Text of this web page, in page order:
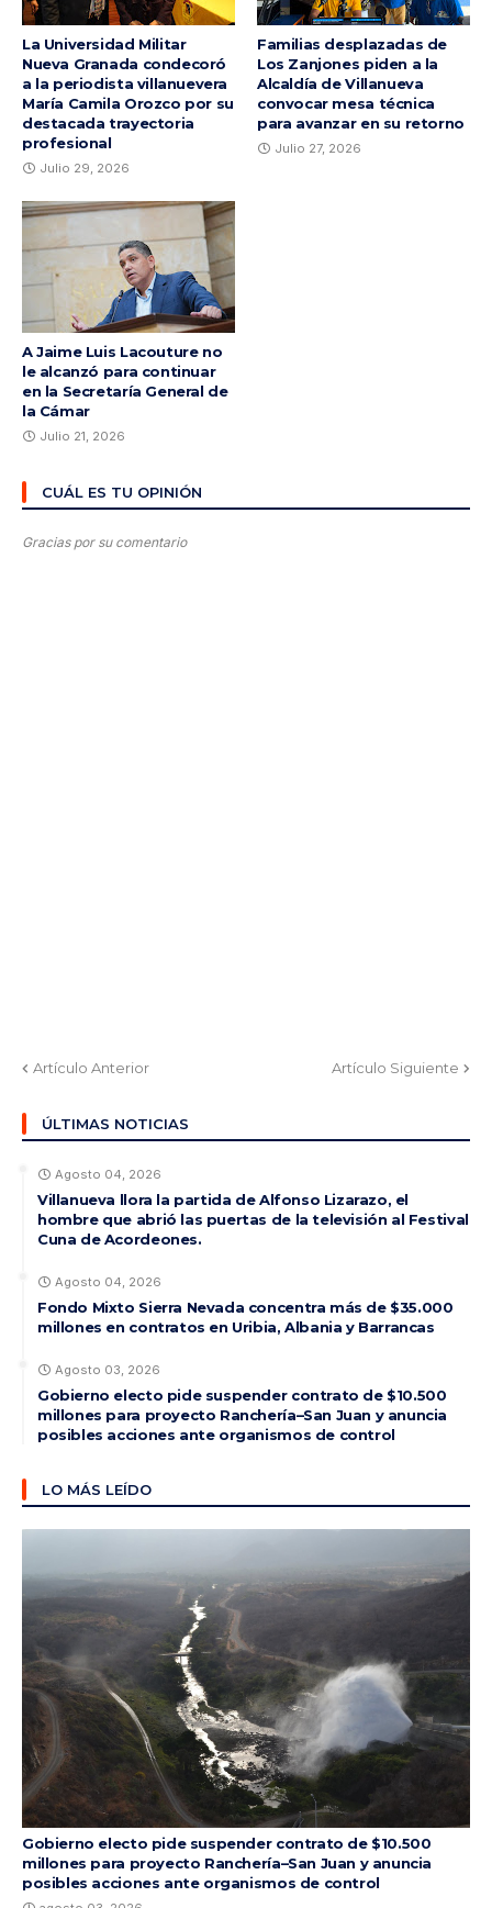
La Universidad Militar
Nueva Granada condecoró
a la periodista villanuevera
María Camila Orozco por su
destacada trayectoria
profesional
Julio 29, 2026
Familias desplazadas de
Los Zanjones piden a la
Alcaldía de Villanueva
convocar mesa técnica
para avanzar en su retorno
Julio 27, 2026
A Jaime Luis Lacouture no
le alcanzó para continuar
en la Secretaría General de
la Cámar
Julio 21, 2026
CUÁL ES TU OPINIÓN
Gracias por su comentario
Artículo Anterior Artículo Siguiente
ÚLTIMAS NOTICIAS
Agosto 04, 2026
Villanueva llora la partida de Alfonso Lizarazo, el
hombre que abrió las puertas de la televisión al Festival
Cuna de Acordeones.
Agosto 04, 2026
Fondo Mixto Sierra Nevada concentra más de $35.000
millones en contratos en Uribia, Albania y Barrancas
Agosto 03, 2026
Gobierno electo pide suspender contrato de $10.500
millones para proyecto Ranchería–San Juan y anuncia
posibles acciones ante organismos de control
LO MÁS LEÍDO
Gobierno electo pide suspender contrato de $10.500
millones para proyecto Ranchería–San Juan y anuncia
posibles acciones ante organismos de control